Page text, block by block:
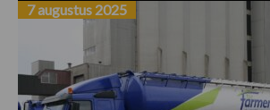
7 augustus 2025